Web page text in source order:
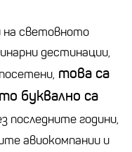
на световното
дестинации,
това са
буквално са
последните години,
авиокомпании и